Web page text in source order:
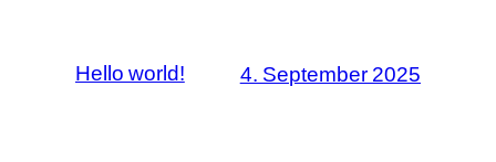
Hello world! 4. September 2025